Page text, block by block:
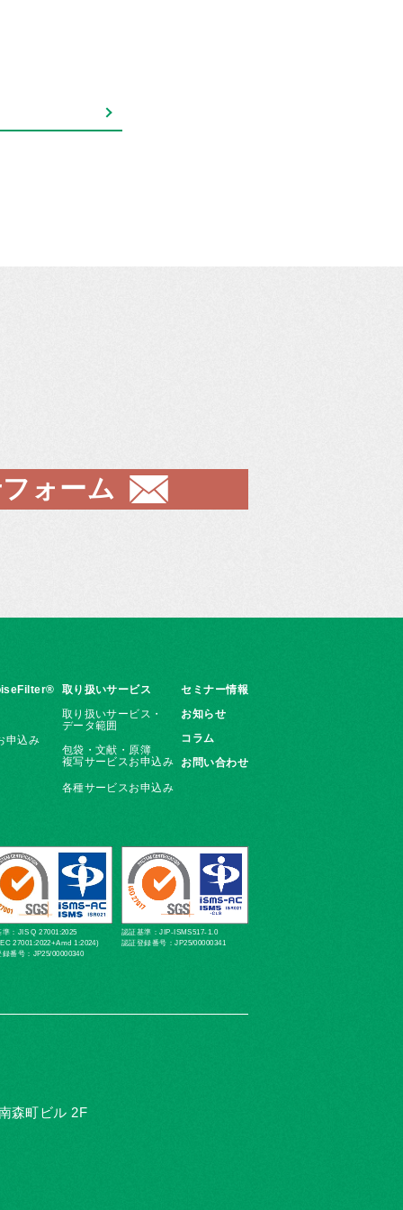
ォーム
申込み
取り扱いサービス
取り扱いサービス・
データ範囲
包袋・文献・原簿
複写サービスお申込み
各種サービスお申込み
セミナー情報
お知らせ
コラム
お問い合わせ
準：JIS Q 27001:2025
27001:2022+Amd 1:2024)
録番号：JP25/00000340
認証基準：JIP-ISMS517-1.0
認証登録番号：JP25/00000341
森町ビル 2F